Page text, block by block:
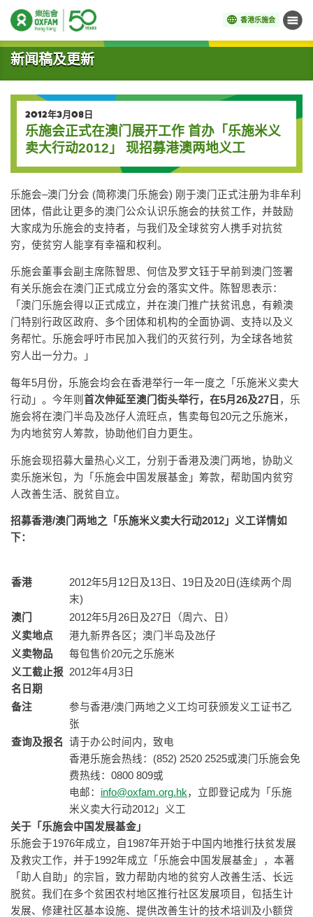
香港乐施会 菜单
开始主要内容
新闻稿及更新
2012年3月08日
乐施会正式在澳门展开工作 首办「乐施米义
卖大行动2012」 现招募港澳两地义工
乐施会–澳门分会 (简称澳门乐施会) 刚于澳门正式注册为非牟利
团体，借此让更多的澳门公众认识乐施会的扶贫工作，并鼓励
大家成为乐施会的支持者，与我们及全球贫穷人携手对抗贫
穷，使贫穷人能享有幸福和权利。
乐施会董事会副主席陈智思、何信及罗文钰于早前到澳门签署
有关乐施会在澳门正式成立分会的落实文件。陈智思表示：
「澳门乐施会得以正式成立，并在澳门推广扶贫讯息，有赖澳
门特别行政区政府、多个团体和机构的全面协调、支持以及义
务帮忙。乐施会呼吁市民加入我们的灭贫行列，为全球各地贫
穷人出一分力。」
每年5月份，乐施会均会在香港举行一年一度之「乐施米义卖大
行动」。今年则 首次伸延至澳门街头举行，在5月26及27日 ，乐
施会将在澳门半岛及氹仔人流旺点，售卖每包20元之乐施米，
为内地贫穷人筹款，协助他们自力更生。
乐施会现招募大量热心义工，分别于香港及澳门两地，协助义
卖乐施米包，为「乐施会中国发展基金」筹款，帮助国内贫穷
人改善生活、脱贫自立。
招募香港/澳门两地之「乐施米义卖大行动2012」义工详情如
下：
香港
2012年5月12日及13日、19日及20日(连续两个周
末)
澳门
2012年5月26日及27日（周六、日）
义卖地点
港九新界各区；澳门半岛及氹仔
义卖物品
每包售价20元之乐施米
义工截止报
名日期
2012年4月3日
备注
参与香港/澳门两地之义工均可获颁发义工证书乙
张
查询及报名
请于办公时间内，致电
香港乐施会热线：(852) 2520 2525或澳门乐施会免
费热线：0800 809或
电邮： info@oxfam.org.hk，立即登记成为「乐施
米义卖大行动2012」义工
关于「乐施会中国发展基金」
乐施会于1976年成立，自1987年开始于中国内地推行扶贫发展
及救灾工作，并于1992年成立「乐施会中国发展基金」，本著
「助人自助」的宗旨，致力帮助内地的贫穷人改善生活、长远
脱贫。我们在多个贫困农村地区推行社区发展项目，包括生计
发展、修建社区基本设施、提供改善生计的技术培训及小额贷